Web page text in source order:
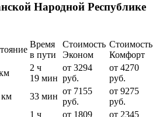
Народной Республике
Время
в пути
Стоимость
Эконом
Стоимость
Комфорт
2 ч
19 мин
от 3294
руб.
от 4270
руб.
км 33 мин
от 7155
руб.
от 9275
руб.
1 ч от 1809 от 2345